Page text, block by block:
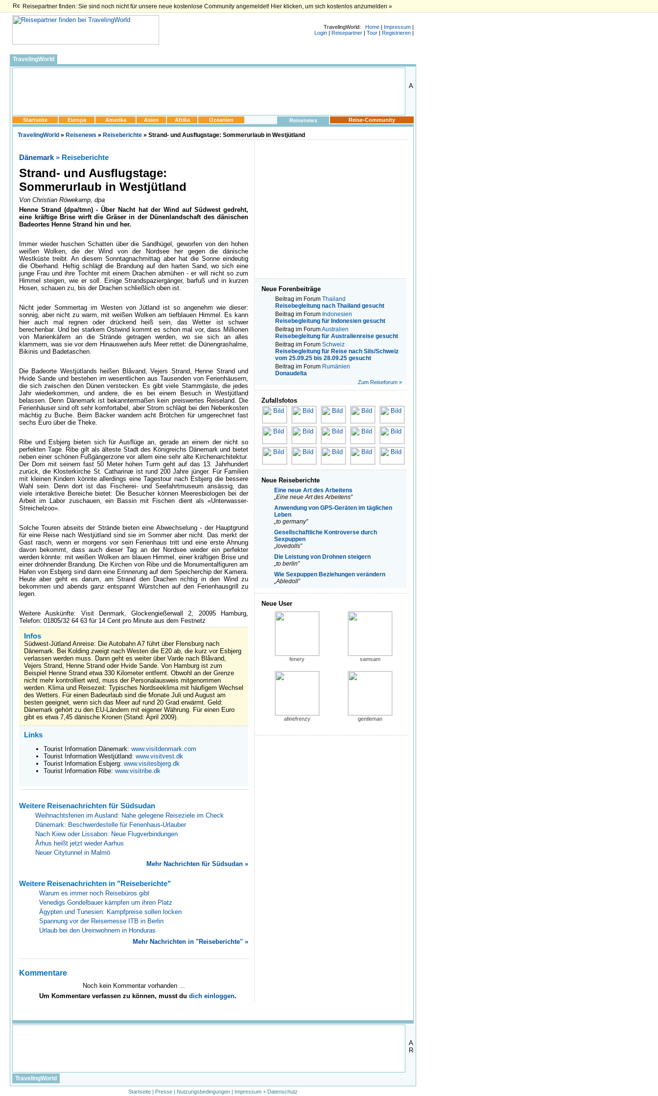
Reisepartner finden: Sie sind noch nicht für unsere neue kostenlose Community angemeldet! Hier klicken, um sich kostenlos anzumelden »
TravelingWorld: Home | Impressum |
Login | Reisepartner | Tour | Registrieren |
TravelingWorld
Startseite Europa Amerika Asien Afrika Ozeanien Reisenews Reise-Community
TravelingWorld » Reisenews » Reiseberichte » Strand- und Ausflugstage: Sommerurlaub in Westjütland
Dänemark » Reiseberichte
Strand- und Ausflugstage:
Sommerurlaub in Westjütland
Von Christian Röwekamp, dpa
Henne Strand (dpa/tmn) - Über Nacht hat der Wind auf Südwest gedreht,
eine kräftige Brise wirft die Gräser in der Dünenlandschaft des dänischen
Badeortes Henne Strand hin und her.
Immer wieder huschen Schatten über die Sandhügel, geworfen von den hohen
weißen Wolken, die der Wind von der Nordsee her gegen die dänische
Westküste treibt. An diesem Sonntagnachmittag aber hat die Sonne eindeutig
die Oberhand. Heftig schlägt die Brandung auf den harten Sand, wo sich eine
junge Frau und ihre Tochter mit einem Drachen abmühen - er will nicht so zum
Himmel steigen, wie er soll. Einige Strandspaziergänger, barfuß und in kurzen
Hosen, schauen zu, bis der Drachen schließlich oben ist.
Nicht jeder Sommertag im Westen von Jütland ist so angenehm wie dieser:
sonnig, aber nicht zu warm, mit weißen Wolken am tiefblauen Himmel. Es kann
hier auch mal regnen oder drückend heiß sein, das Wetter ist schwer
berechenbar. Und bei starkem Ostwind kommt es schon mal vor, dass Millionen
von Marienkäfern an die Strände getragen werden, wo sie sich an alles
klammern, was sie vor dem Hinauswehen aufs Meer rettet: die Dünengrashalme,
Bikinis und Badetaschen.
Die Badeorte Westjütlands heißen Blåvand, Vejers Strand, Henne Strand und
Hvide Sande und bestehen im wesentlichen aus Tausenden von Ferienhäusern,
die sich zwischen den Dünen verstecken. Es gibt viele Stammgäste, die jedes
Jahr wiederkommen, und andere, die es bei einem Besuch in Westjütland
belassen. Denn Dänemark ist bekanntermaßen kein preiswertes Reiseland. Die
Ferienhäuser sind oft sehr komfortabel, aber Strom schlägt bei den Nebenkosten
mächtig zu Buche. Beim Bäcker wandern acht Brötchen für umgerechnet fast
sechs Euro über die Theke.
Ribe und Esbjerg bieten sich für Ausflüge an, gerade an einem der nicht so
perfekten Tage. Ribe gilt als älteste Stadt des Königreichs Dänemark und bietet
neben einer schönen Fußgängerzone vor allem eine sehr alte Kirchenarchitektur.
Der Dom mit seinem fast 50 Meter hohen Turm geht auf das 13. Jahrhundert
zurück, die Klosterkirche St. Catharinæ ist rund 200 Jahre jünger. Für Familien
mit kleinen Kindern könnte allerdings eine Tagestour nach Esbjerg die bessere
Wahl sein. Denn dort ist das Fischerei- und Seefahrtmuseum ansässig, das
viele interaktive Bereiche bietet: Die Besucher können Meeresbiologen bei der
Arbeit im Labor zuschauen, ein Bassin mit Fischen dient als «Unterwasser-
Streichelzoo».
Solche Touren abseits der Strände bieten eine Abwechselung - der Hauptgrund
für eine Reise nach Westjütland sind sie im Sommer aber nicht. Das merkt der
Gast rasch, wenn er morgens vor sein Ferienhaus tritt und eine erste Ahnung
davon bekommt, dass auch dieser Tag an der Nordsee wieder ein perfekter
werden könnte: mit weißen Wolken am blauen Himmel, einer kräftigen Brise und
einer dröhnender Brandung. Die Kirchen von Ribe und die Monumentalfiguren am
Hafen von Esbjerg sind dann eine Erinnerung auf dem Speicherchip der Kamera.
Heute aber geht es darum, am Strand den Drachen richtig in den Wind zu
bekommen und abends ganz entspannt Würstchen auf den Ferienhausgrill zu
legen.
Weitere Auskünfte: Visit Denmark, Glockengießerwall 2, 20095 Hamburg,
Telefon: 01805/32 64 63 für 14 Cent pro Minute aus dem Festnetz
Infos
Südwest-Jütland Anreise: Die Autobahn A7 führt über Flensburg nach
Dänemark. Bei Kolding zweigt nach Westen die E20 ab, die kurz vor Esbjerg
verlassen werden muss. Dann geht es weiter über Varde nach Blåvand,
Vejers Strand, Henne Strand oder Hvide Sande. Von Hamburg ist zum
Beispiel Henne Strand etwa 330 Kilometer entfernt. Obwohl an der Grenze
nicht mehr kontrolliert wird, muss der Personalausweis mitgenommen
werden. Klima und Reisezeit: Typisches Nordseeklima mit häufigem Wechsel
des Wetters. Für einen Badeurlaub sind die Monate Juli und August am
besten geeignet, wenn sich das Meer auf rund 20 Grad erwärmt. Geld:
Dänemark gehört zu den EU-Ländern mit eigener Währung. Für einen Euro
gibt es etwa 7,45 dänische Kronen (Stand: April 2009).
Links
Tourist Information Dänemark: www.visitdenmark.com
Tourist Information Westjütland: www.visitvest.dk
Tourist Information Esbjerg: www.visitesbjerg.dk
Tourist Information Ribe: www.visitribe.dk
Weitere Reisenachrichten für Südsudan
Weihnachtsferien im Ausland: Nahe gelegene Reiseziele im Check
Dänemark: Beschwerdestelle für Ferienhaus-Urlauber
Nach Kiew oder Lissabon: Neue Flugverbindungen
Århus heißt jetzt wieder Aarhus
Neuer Citytunnel in Malmö
Mehr Nachrichten für Südsudan »
Weitere Reisenachrichten in "Reiseberichte"
Warum es immer noch Reisebüros gibt
Venedigs Gondelbauer kämpfen um ihren Platz
Ägypten und Tunesien: Kampfpreise sollen locken
Spannung vor der Reisemesse ITB in Berlin
Urlaub bei den Ureinwohnern in Honduras
Mehr Nachrichten in "Reiseberichte" »
Kommentare
Noch kein Kommentar vorhanden ...
Um Kommentare verfassen zu können, musst du dich einloggen.
Neue Forenbeiträge
Beitrag im Forum Thailand
Reisebegleitung nach Thailand gesucht
Beitrag im Forum Indonesien
Reisebegleitung für Indonesien gesucht
Beitrag im ForumAustralien
Reisebegleitung für Australienreise gesucht
Beitrag im Forum Schweiz
Reisebegleitung für Reise nach Sils/Schweiz
vom 25.09.25 bis 28.09.25 gesucht
Beitrag im Forum Rumänien
Donaudelta
Zum Reiseforum »
Zufallsfotos
Neue Reiseberichte
Eine neue Art des Arbeitens
„Eine neue Art des Arbeitens”
Anwendung von GPS-Geräten im täglichen
Leben
„to germany”
Gesellschaftliche Kontroverse durch
Sexpuppen
„lovedolls”
Die Leistung von Drohnen steigern
„to berlin”
Wie Sexpuppen Beziehungen verändern
„Abledoll”
Neue User
fenery samsam
afinefrenzy gentleman
TravelingWorld
Startseite | Presse | Nutzungsbedingungen | Impressum + Datenschutz